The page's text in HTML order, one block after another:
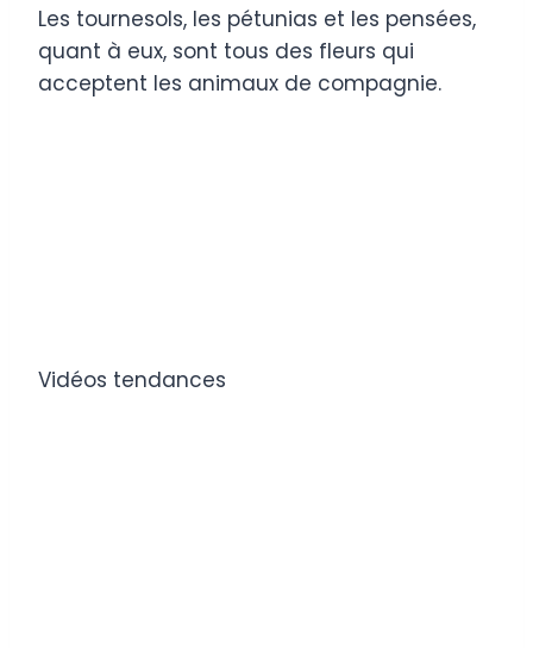
Les tournesols, les pétunias et les pensées,
quant à eux, sont tous des fleurs qui
acceptent les animaux de compagnie.
Vidéos tendances